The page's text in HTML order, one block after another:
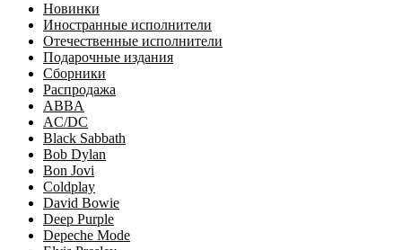
Новинки
Иностранные исполнители
Отечественные исполнители
Подарочные издания
Сборники
Распродажа
ABBA
AC/DC
Black Sabbath
Bob Dylan
Bon Jovi
Coldplay
David Bowie
Deep Purple
Depeche Mode